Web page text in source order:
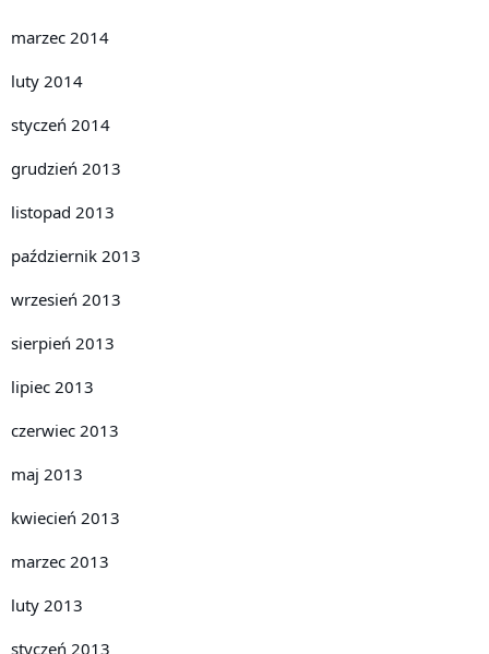
marzec 2014
luty 2014
styczeń 2014
grudzień 2013
listopad 2013
październik 2013
wrzesień 2013
sierpień 2013
lipiec 2013
czerwiec 2013
maj 2013
kwiecień 2013
marzec 2013
luty 2013
styczeń 2013